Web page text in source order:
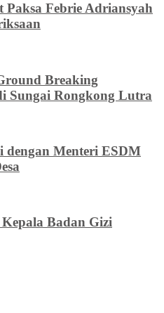
Febrie Adriansyah
Breaking
Sungai Rongkong Lutra
dengan Menteri ESDM
Badan Gizi